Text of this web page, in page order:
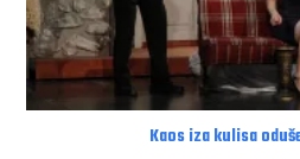
Kaos iza kulisa